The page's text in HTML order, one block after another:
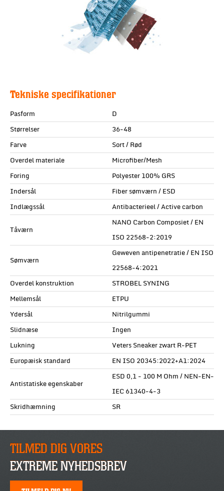
Tekniske specifikationer
Pasform
D
Størrelser
36-48
Farve
Sort / Rød
Overdel materiale
Microfiber/Mesh
Foring
Polyester 100% GRS
Indersål
Fiber sømværn / ESD
Indlægssål
Antibacterieel / Active carbon
Tåværn
NANO Carbon Composiet / EN
ISO 22568-2:2019
Sømværn
Geweven antipenetratie / EN ISO
22568-4:2021
Overdel konstruktion
STROBEL SYNING
Mellemsål
ETPU
Ydersål
Nitrilgummi
Slidnæse
Ingen
Lukning
Veters Sneaker zwart R-PET
Europæisk standard
EN ISO 20345:2022+A1:2024
Antistatiske egenskaber
ESD 0,1 - 100 M Ohm / NEN-EN-
IEC 61340-4-3
Skridhæmning
SR
TILMED DIG VORES
EXTREME NYHEDSBREV